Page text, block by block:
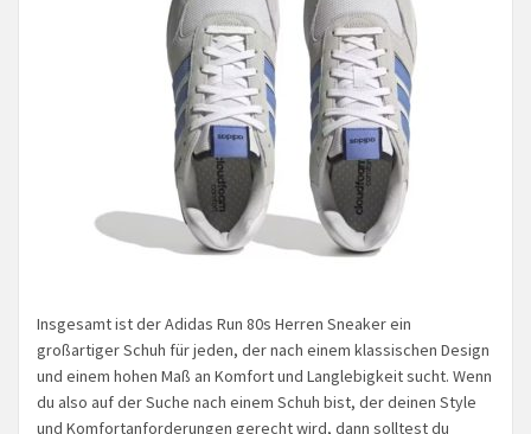
Insgesamt ist der Adidas Run 80s Herren Sneaker ein
großartiger Schuh für jeden, der nach einem klassischen Design
und einem hohen Maß an Komfort und Langlebigkeit sucht. Wenn
du also auf der Suche nach einem Schuh bist, der deinen Style
und Komfortanforderungen gerecht wird, dann solltest du